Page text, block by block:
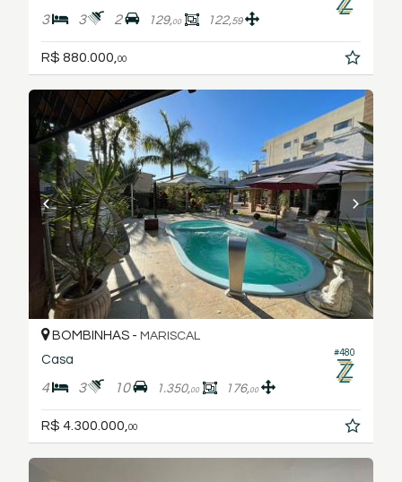
3 3 2 129,00 122,59
R$ 880.000, 00
#480
BOMBINHAS - MARISCAL
Casa
4 3 10 1.350,00 176,00
R$ 4.300.000,00